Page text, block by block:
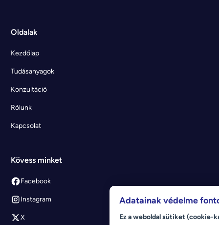
Oldalak
Kezdőlap
Tudásanyagok
Konzultáció
Rólunk
Kapcsolat
Kövess minket
Facebook
Instagram
X
Adatainak védelme
Ez a weboldal sütiket (cookie-